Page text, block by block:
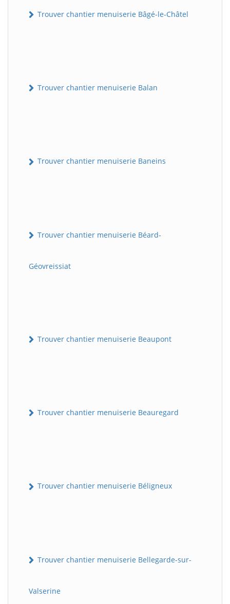
Trouver chantier menuiserie Bâgé-le-Châtel
Trouver chantier menuiserie Balan
Trouver chantier menuiserie Baneins
Trouver chantier menuiserie Béard-
Géovreissiat
Trouver chantier menuiserie Beaupont
Trouver chantier menuiserie Beauregard
Trouver chantier menuiserie Béligneux
Trouver chantier menuiserie Bellegarde-sur-
Valserine